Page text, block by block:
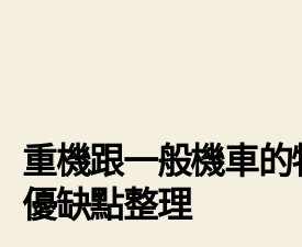
重機跟一般機車的
優缺點整理